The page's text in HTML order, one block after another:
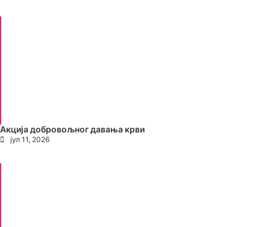
Акција добровољног давања крви
јул 11, 2026